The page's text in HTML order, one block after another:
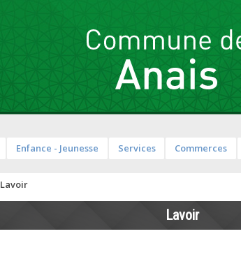
Enfance - Jeunesse Services Commerces
Lavoir
Lavoir